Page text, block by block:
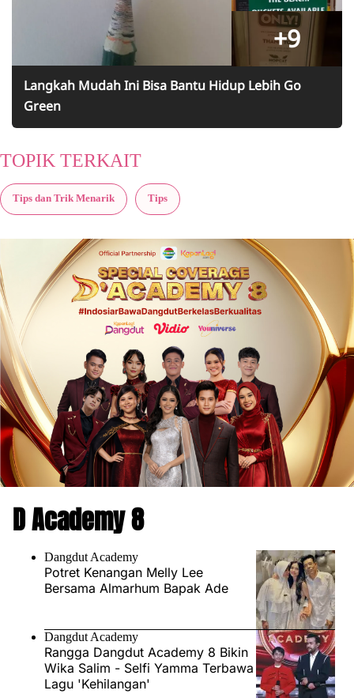
+9
Langkah Mudah Ini Bisa Bantu Hidup Lebih Go
Green
TOPIK TERKAIT
Tips dan Trik Menarik Tips
D Academy 8
Dangdut Academy
Potret Kenangan Melly Lee
Bersama Almarhum Bapak Ade
Dangdut Academy
Rangga Dangdut Academy 8 Bikin
Wika Salim - Selfi Yamma Terbawa
Lagu 'Kehilangan'